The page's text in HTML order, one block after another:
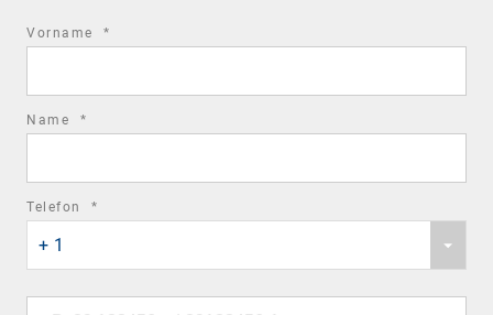
Vorname *
Name *
Telefon *
country
code
+ 1